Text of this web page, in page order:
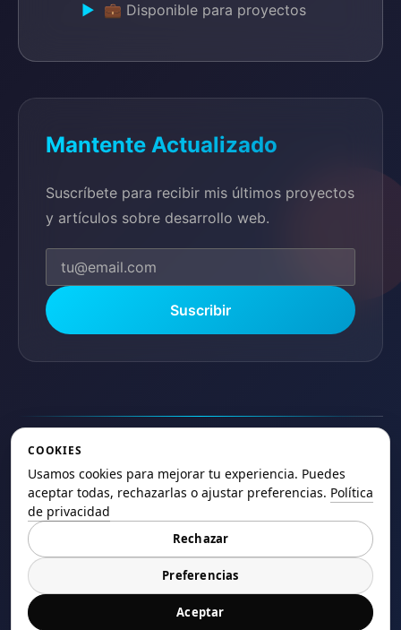
💼 Disponible para proyectos
Mantente Actualizado
Suscríbete para recibir mis últimos proyectos
y artículos sobre desarrollo web.
Suscribir
© 2025 ElSaltoweb.es Todos los derechos
Política de PrivacidadTérminos de Uso
Mapa del Sitio
COOKIES
Usamos cookies para mejorar tu experiencia. Puedes
aceptar todas, rechazarlas o ajustar preferencias. Política
de privacidad
Rechazar
Preferencias
Aceptar